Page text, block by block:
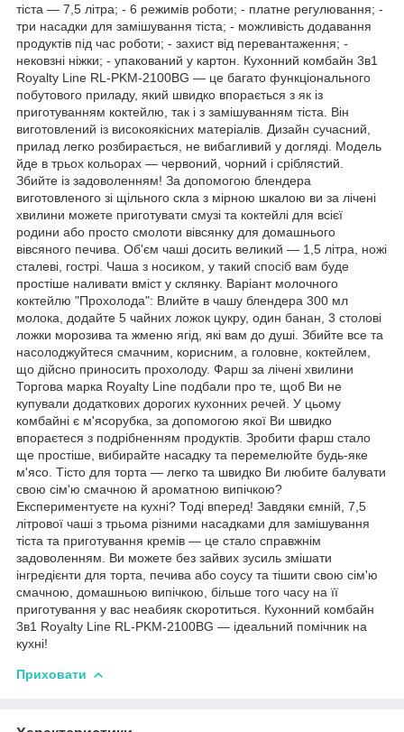
тіста — 7,5 літра; - 6 режимів роботи; - платне регулювання; -
три насадки для замішування тіста; - можливість додавання
продуктів під час роботи; - захист від перевантаження; -
нековзні ніжки; - упакований у картон. Кухонний комбайн 3в1
Royalty Line RL-PKM-2100BG — це багато функціонального
побутового приладу, який швидко впорається з як із
приготуванням коктейлю, так і з замішуванням тіста. Він
виготовлений із високоякісних матеріалів. Дизайн сучасний,
прилад легко розбирається, не вибагливий у догляді. Модель
йде в трьох кольорах — червоний, чорний і сріблястий.
Збийте із задоволенням! За допомогою блендера
виготовленого зі щільного скла з мірною шкалою ви за лічені
хвилини можете приготувати смузі та коктейлі для всієї
родини або просто смолоти вівсянку для домашнього
вівсяного печива. Об'єм чаші досить великий — 1,5 літра, ножі
сталеві, гострі. Чаша з носиком, у такий спосіб вам буде
простіше наливати вміст у склянку. Варіант молочного
коктейлю "Прохолода": Влийте в чашу блендера 300 мл
молока, додайте 5 чайних ложок цукру, один банан, 3 столові
ложки морозива та жменю ягід, які вам до душі. Збийте все та
насолоджуйтеся смачним, корисним, а головне, коктейлем,
що дійсно приносить прохолоду. Фарш за лічені хвилини
Торгова марка Royalty Line подбали про те, щоб Ви не
купували додаткових дорогих кухонних речей. У цьому
комбайні є м'ясорубка, за допомогою якої Ви швидко
впораєтеся з подрібненням продуктів. Зробити фарш стало
ще простіше, вибирайте насадку та перемелюйте будь-яке
м'ясо. Тісто для торта — легко та швидко Ви любите балувати
свою сім'ю смачною й ароматною випічкою?
Експериментуєте на кухні? Тоді вперед! Завдяки ємній, 7,5
літрової чаші з трьома різними насадками для замішування
тіста та приготування кремів — це стало справжнім
задоволенням. Ви можете без зайвих зусиль змішати
інгредієнти для торта, печива або соусу та тішити свою сім'ю
смачною, домашньою випічкою, більше того часу на її
приготування у вас неабияк скоротиться. Кухонний комбайн
3в1 Royalty Line RL-PKM-2100BG — ідеальний помічник на
кухні!
Приховати